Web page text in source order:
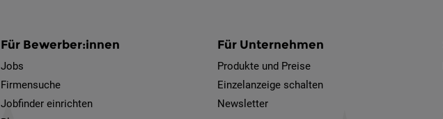
Für Bewerber:innen
Jobs
Firmensuche
Jobfinder einrichten
Für Unternehmen
Produkte und Preise
Einzelanzeige schalten
Newsletter